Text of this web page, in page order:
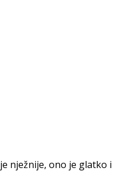
je nježnije, ono je glatko i